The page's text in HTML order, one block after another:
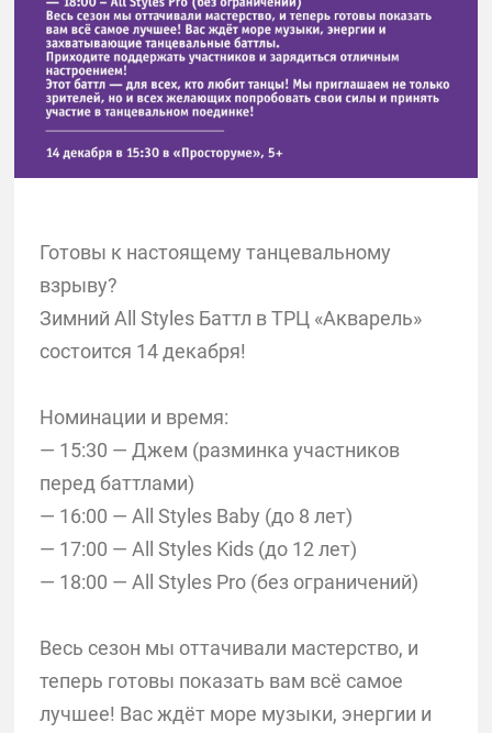
Готовы к настоящему танцевальному
взрыву?
Зимний All Styles Баттл в ТРЦ «Акварель»
состоится 14 декабря!
Номинации и время:
— 15:30 — Джем (разминка участников
перед баттлами)
— 16:00 — All Styles Baby (до 8 лет)
— 17:00 — All Styles Kids (до 12 лет)
— 18:00 — All Styles Pro (без ограничений)
Весь сезон мы оттачивали мастерство, и
теперь готовы показать вам всё самое
лучшее! Вас ждёт море музыки, энергии и